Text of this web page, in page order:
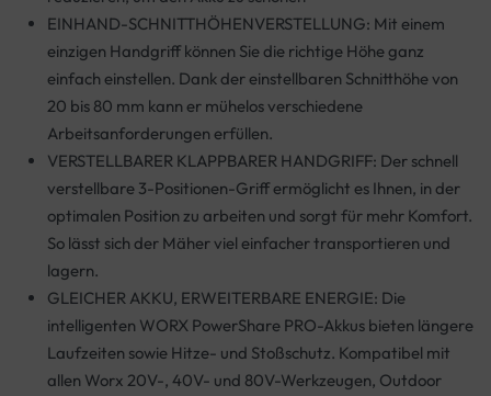
EINHAND-SCHNITTHÖHENVERSTELLUNG: Mit einem
einzigen Handgriff können Sie die richtige Höhe ganz
einfach einstellen. Dank der einstellbaren Schnitthöhe von
20 bis 80 mm kann er mühelos verschiedene
Arbeitsanforderungen erfüllen.
VERSTELLBARER KLAPPBARER HANDGRIFF: Der schnell
verstellbare 3-Positionen-Griff ermöglicht es Ihnen, in der
optimalen Position zu arbeiten und sorgt für mehr Komfort.
So lässt sich der Mäher viel einfacher transportieren und
lagern.
GLEICHER AKKU, ERWEITERBARE ENERGIE: Die
intelligenten WORX PowerShare PRO-Akkus bieten längere
Laufzeiten sowie Hitze- und Stoßschutz. Kompatibel mit
allen Worx 20V-, 40V- und 80V-Werkzeugen, Outdoor